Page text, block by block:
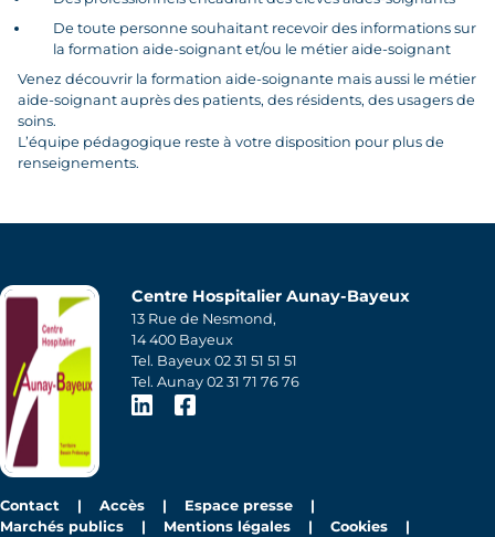
De toute personne souhaitant recevoir des informations sur
la formation aide-soignant et/ou le métier aide-soignant
Venez découvrir la formation aide-soignante mais aussi le métier
aide-soignant auprès des patients, des résidents, des usagers de
soins.
L’équipe pédagogique reste à votre disposition pour plus de
renseignements.
Centre Hospitalier Aunay-Bayeux
13 Rue de Nesmond,
14 400 Bayeux
Tel. Bayeux 02 31 51 51 51
Tel. Aunay 02 31 71 76 76
LinkedIn
Facebook
Contact Accès
Espace presse
Marchés publics
Mentions légales Cookies